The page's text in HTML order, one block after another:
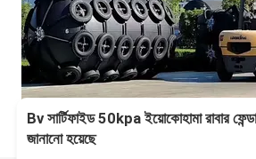
Bv সার্টিফাইড 50kpa ইয়োকোহামা রাবার
জানানো হয়েছে